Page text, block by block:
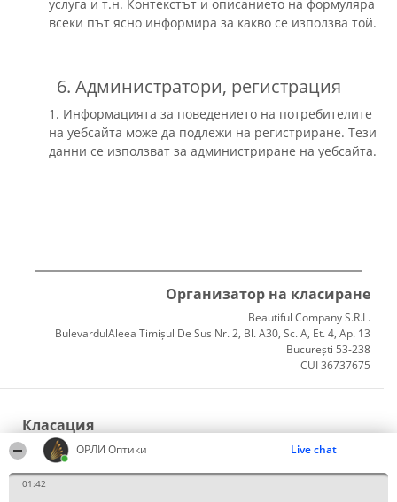
ОРЛИ Оптики Live chat
01:42
услуга и т.н. Контекстът и описанието на формуляра
всеки път ясно информира за какво се използва той.
6. Администратори, регистрация
1. Информацията за поведението на потребителите
на уебсайта може да подлежи на регистриране. Тези
данни се използват за администриране на уебсайта.
Организатор на класиране
Beautiful Company S.R.L.
BulevardulAleea Timișul De Sus Nr. 2, Bl. A30, Sc. A, Et. 4, Ap. 13
București 53-238
CUI 36737675
Класация
Победители
Списък на всички победители
Правила